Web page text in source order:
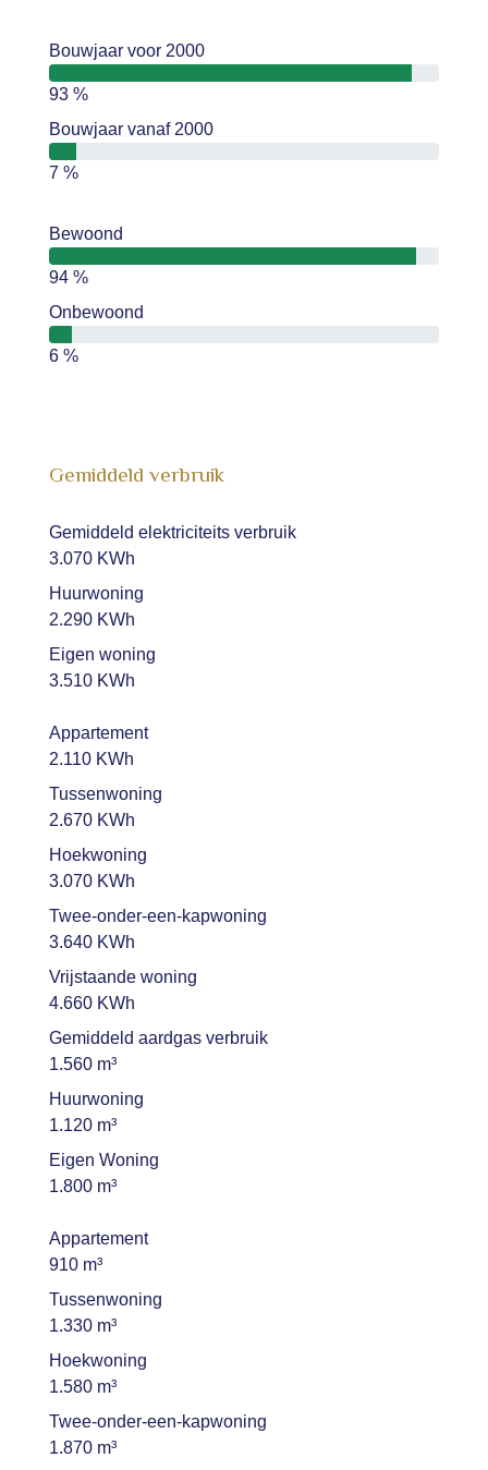
Bouwjaar voor 2000
93 %
Bouwjaar vanaf 2000
7 %
Bewoond
94 %
Onbewoond
6 %
Gemiddeld verbruik
Gemiddeld elektriciteits verbruik
3.070 KWh
Huurwoning
2.290 KWh
Eigen woning
3.510 KWh
Appartement
2.110 KWh
Tussenwoning
2.670 KWh
Hoekwoning
3.070 KWh
Twee-onder-een-kapwoning
3.640 KWh
Vrijstaande woning
4.660 KWh
Gemiddeld aardgas verbruik
1.560 m³
Huurwoning
1.120 m³
Eigen Woning
1.800 m³
Appartement
910 m³
Tussenwoning
1.330 m³
Hoekwoning
1.580 m³
Twee-onder-een-kapwoning
1.870 m³